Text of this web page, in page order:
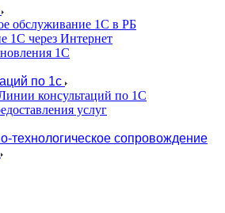
обслуживание 1С в РБ
1С через Интернет
1С
по 1с
консультаций по 1С
услуг
технологическое сопровождение